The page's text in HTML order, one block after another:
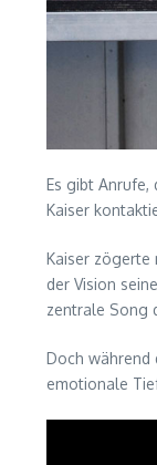
Es gibt Anrufe,
Kaiser
Kaiser zögerte
der Vision
zentrale Song
Doch während
emotionale